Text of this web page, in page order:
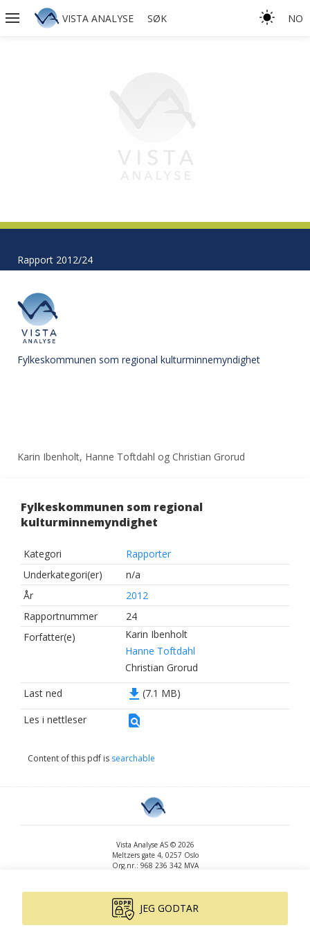
VISTA ANALYSE SØK NO
Rapport 2012/24
Fylkeskommunen som regional kulturminnemyndighet
Karin Ibenholt, Hanne Toftdahl og Christian Grorud
Fylkeskommunen som regional
kulturminnemyndighet
Kategori
Rapporter
Underkategori(er)
n/a
År
2012
Rapportnummer
24
Forfatter(e)
Karin Ibenholt
Hanne Toftdahl
Christian Grorud
Last ned
file_download (7.1 MB)
Les i nettleser
find_in_page
Content of this pdf is searchable
Vista Analyse AS © 2026
Meltzers gate 4, 0257 Oslo
Org.nr.: 968 236 342 MVA
www.vista-analyse.no
By
Version: 3.0.244
JEG GODTAR